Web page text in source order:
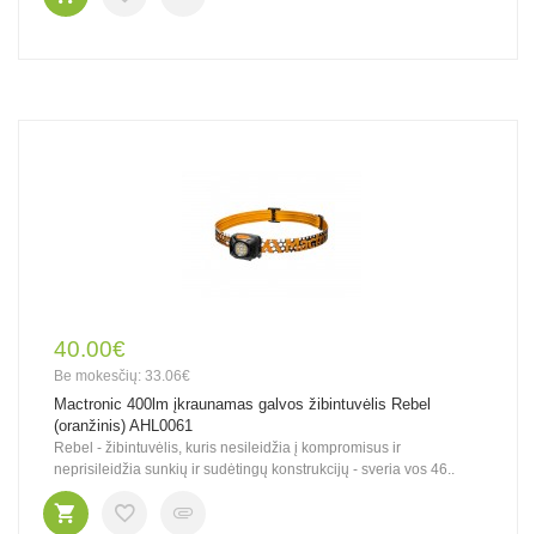
40.00€
Be mokesčių: 33.06€
Mactronic 400lm įkraunamas galvos žibintuvėlis Rebel
(oranžinis) AHL0061
Rebel - žibintuvėlis, kuris nesileidžia į kompromisus ir
neprisileidžia sunkių ir sudėtingų konstrukcijų - sveria vos 46..